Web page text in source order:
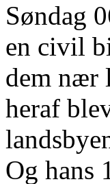
Søndag
en civil
dem nær
heraf
Og hans